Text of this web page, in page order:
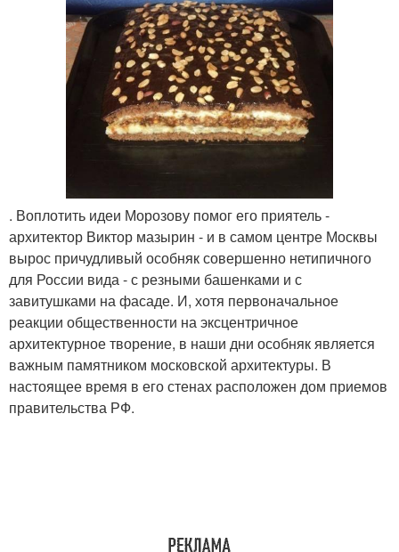
. Воплотить идеи Морозову помог его приятель -
архитектор Виктор мазырин - и в самом центре Москвы
вырос причудливый особняк совершенно нетипичного
для России вида - с резными башенками и с
завитушками на фасаде. И, хотя первоначальное
реакции общественности на эксцентричное
архитектурное творение, в наши дни особняк является
важным памятником московской архитектуры. В
настоящее время в его стенах расположен дом приемов
правительства РФ.